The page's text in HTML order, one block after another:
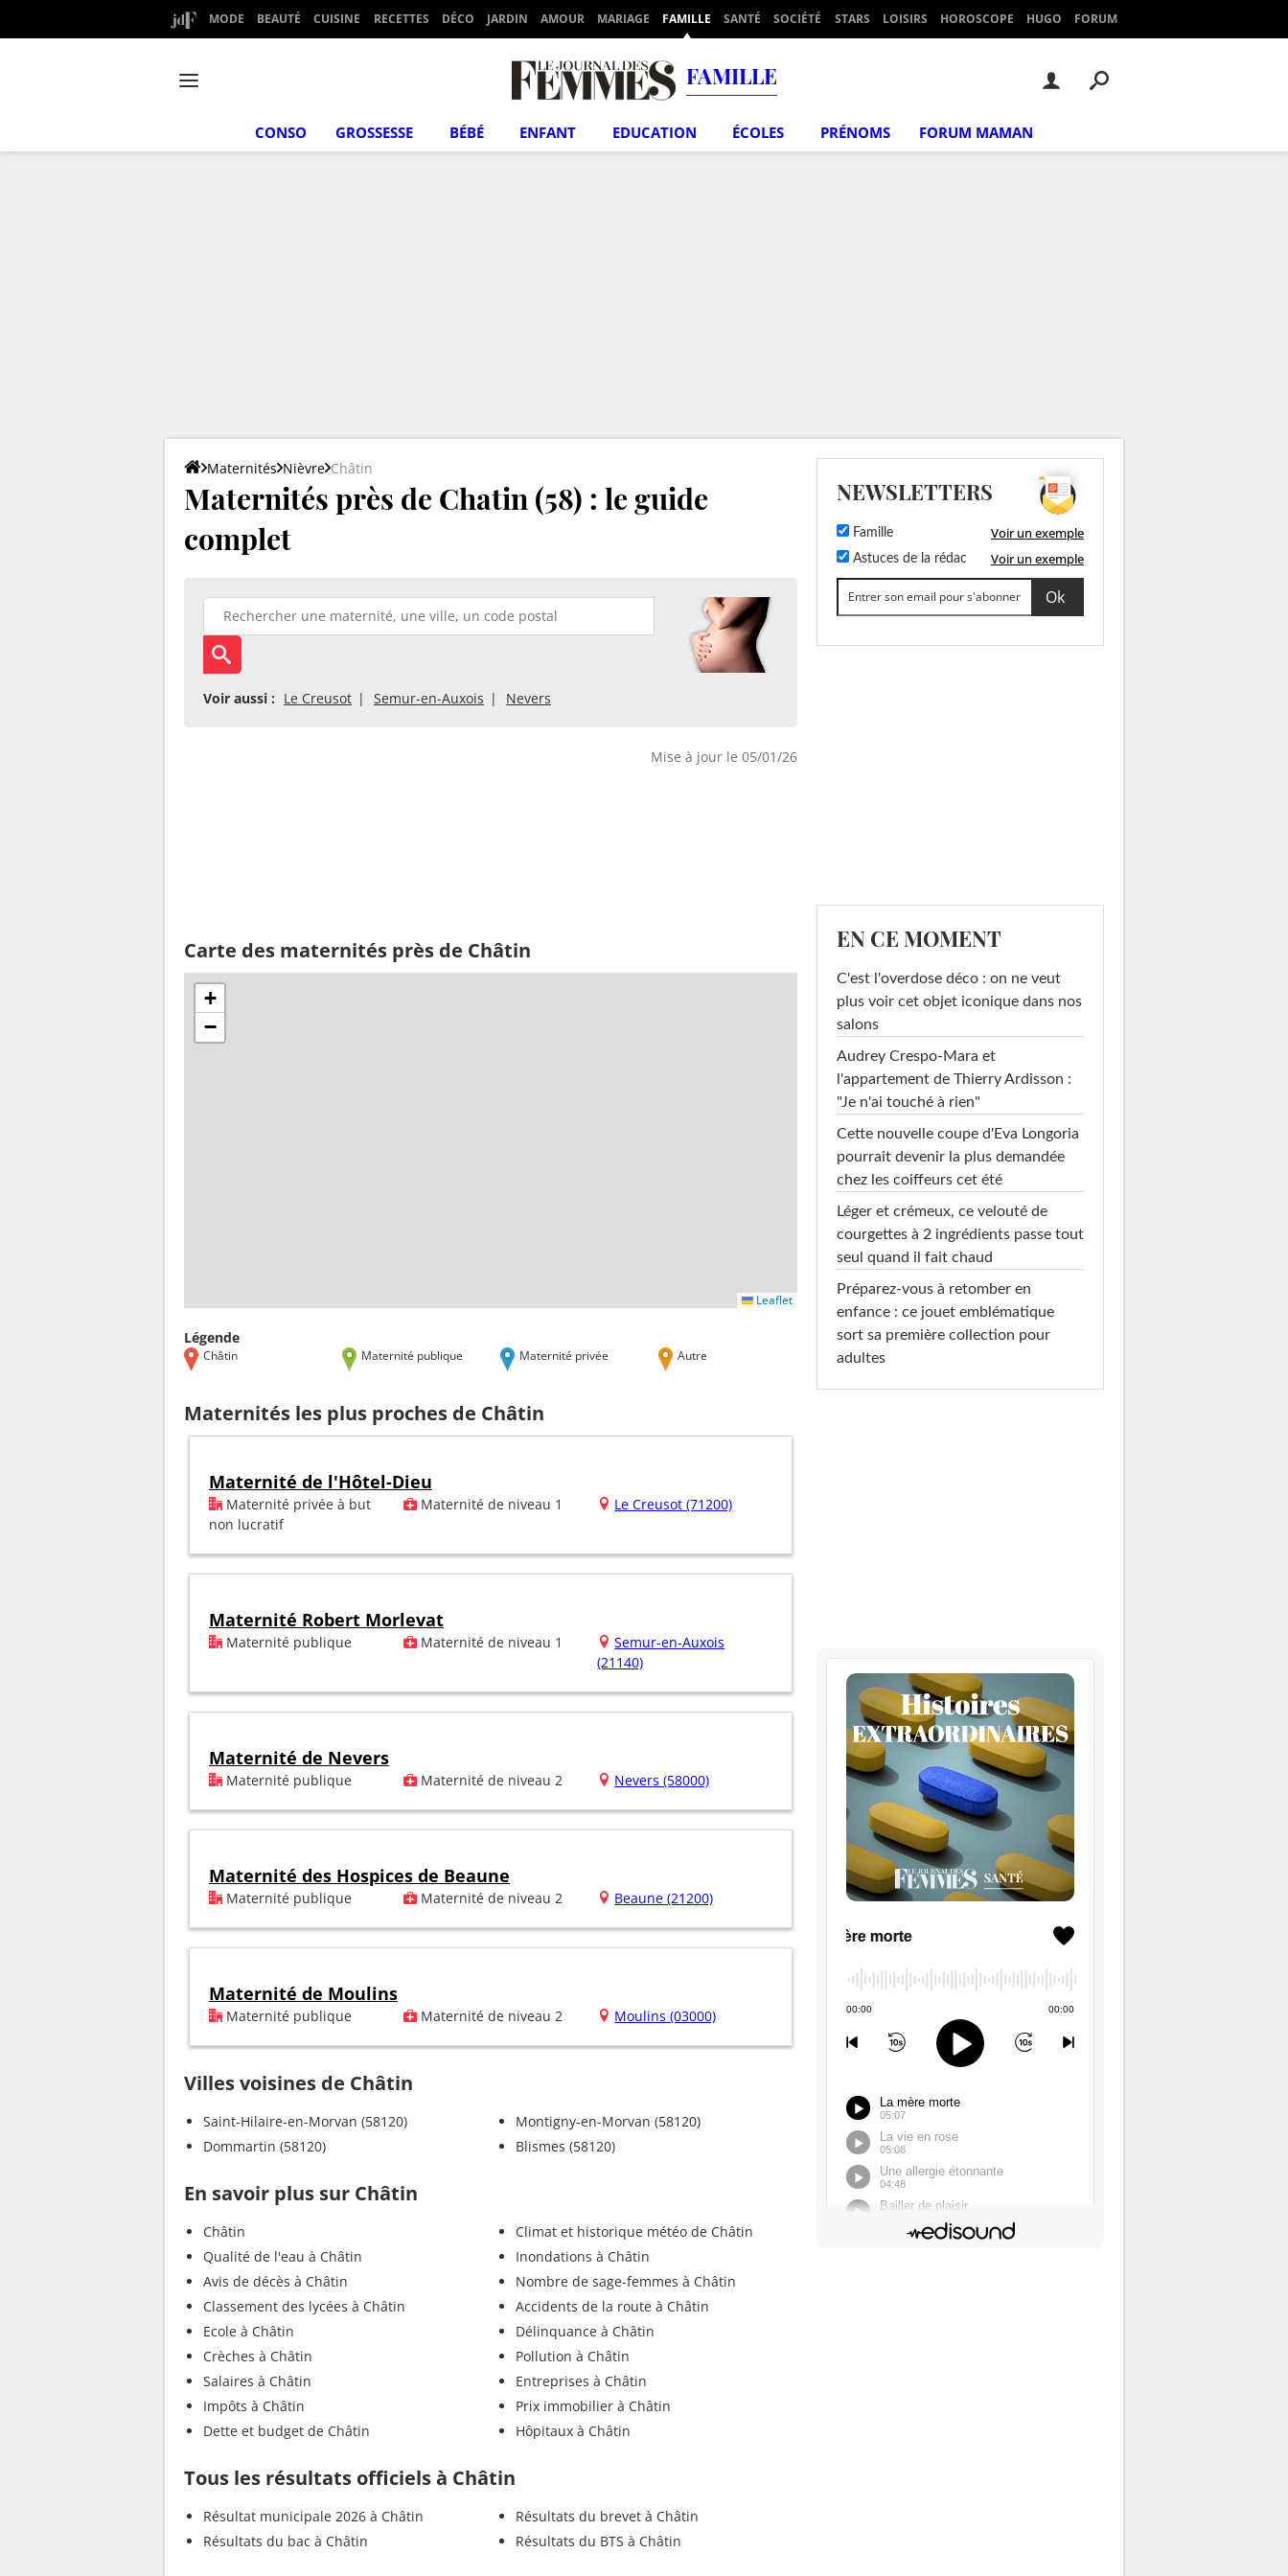
MODE BEAUTÉ CUISINE RECETTES DÉCO JARDIN AMOUR MARIAGE FAMILLE SANTÉ SOCIÉTÉ STARS LOISIRS HOROSCOPE HUGO FORUM
FAMILLE
CONSO GROSSESSE BÉBÉ ENFANT EDUCATION ÉCOLES PRÉNOMS FORUM MAMAN
Maternités Nièvre Châtin
Maternités près de Chatin (58) : le guide
complet
Voir aussi : Le Creusot Semur-en-Auxois Nevers
Mise à jour le 05/01/26
Carte des maternités près de Châtin
+
−
Leaflet
Légende
Châtin Maternité publique Maternité privée Autre
Maternités les plus proches de Châtin
Maternité de l'Hôtel-Dieu
Maternité privée à but
non lucratif
Maternité de niveau 1 Le Creusot (71200)
Maternité Robert Morlevat
Maternité publique Maternité de niveau 1
Semur-en-Auxois
(21140)
Maternité de Nevers
Maternité publique Maternité de niveau 2 Nevers (58000)
Maternité des Hospices de Beaune
Maternité publique Maternité de niveau 2 Beaune (21200)
Maternité de Moulins
Maternité publique Maternité de niveau 2 Moulins (03000)
Villes voisines de Châtin
Saint-Hilaire-en-Morvan (58120)
Dommartin (58120)
Montigny-en-Morvan (58120)
Blismes (58120)
En savoir plus sur Châtin
Châtin
Qualité de l'eau à Châtin
Avis de décès à Châtin
Classement des lycées à Châtin
Ecole à Châtin
Crèches à Châtin
Salaires à Châtin
Impôts à Châtin
Dette et budget de Châtin
Climat et historique météo de Châtin
Inondations à Châtin
Nombre de sage-femmes à Châtin
Accidents de la route à Châtin
Délinquance à Châtin
Pollution à Châtin
Entreprises à Châtin
Prix immobilier à Châtin
Hôpitaux à Châtin
Tous les résultats officiels à Châtin
Résultat municipale 2026 à Châtin
Résultats du bac à Châtin
Résultats du brevet à Châtin
Résultats du BTS à Châtin
NEWSLETTERS
Famille Voir un exemple
Astuces de la rédac Voir un exemple
EN CE MOMENT
C'est l'overdose déco : on ne veut
plus voir cet objet iconique dans nos
salons
Audrey Crespo-Mara et
l'appartement de Thierry Ardisson :
"Je n'ai touché à rien"
Cette nouvelle coupe d'Eva Longoria
pourrait devenir la plus demandée
chez les coiffeurs cet été
Léger et crémeux, ce velouté de
courgettes à 2 ingrédients passe tout
seul quand il fait chaud
Préparez-vous à retomber en
enfance : ce jouet emblématique
sort sa première collection pour
adultes